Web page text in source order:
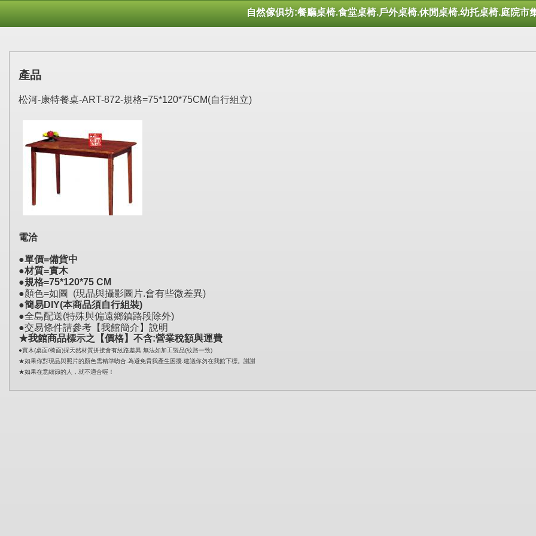
自然傢俱坊:餐廳桌椅.食堂桌椅.戶外桌椅.休閒桌椅.幼托桌椅.庭院市
產品
松河-康特餐桌-ART-872-規格=75*120*75CM(自行組立)
電洽
●單價=備貨中
●材質=實木
●規格=75*120*75 CM
●顏色=如圖 (現品與攝影圖片.會有些微差異)
●簡易DIY(本商品須自行組裝)
●全島配送(特殊與偏遠鄉鎮路段除外)
●交易條件請參考【我館簡介】說明
★我館商品標示之【價格】不含:營業稅額與運費
●實木(桌面/椅面)採天然材質拼接會有紋路差異.無法如加工製品(紋路一致)
★如果你對現品與照片的顏色需精準吻合.為避免貴我產生困擾.建議你勿在我館下標。謝謝
★如果在意細節的人，就不適合喔！